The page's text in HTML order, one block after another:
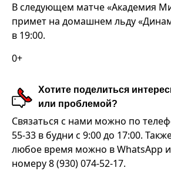
В следующем матче «Академия
примет на домашнем льду
в 19:00.
0+
Хотите поделиться
или проблемой?
Связаться с нами можно по
55-33 в будни с 9:00 до 17:00.
любое время можно в WhatsApp
номеру 8 (930) 074-52-17.